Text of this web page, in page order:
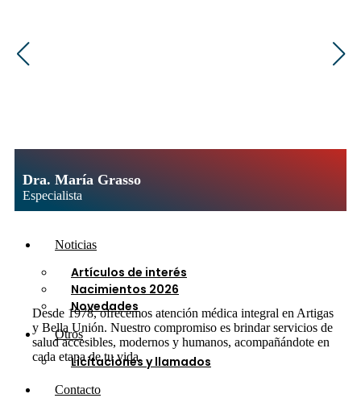
Laboratorio
Medicur
Recursos Humanos
Noticias
Artículos de interés
Nacimientos 2026
Novedades
Otros
Licitaciones y llamados
Contacto
Dra. María Grasso
Especialista
Desde 1978, ofrecemos atención médica integral en Artigas
y Bella Unión. Nuestro compromiso es brindar servicios de
salud accesibles, modernos y humanos, acompañándote en
cada etapa de tu vida.